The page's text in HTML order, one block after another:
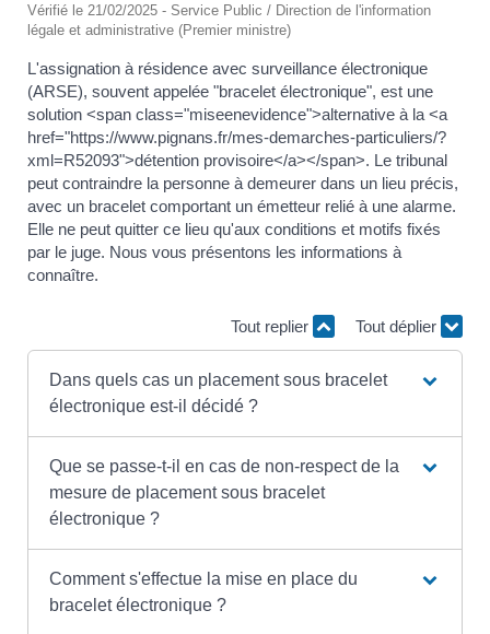
Vérifié le 21/02/2025 - Service Public / Direction de l'information
légale et administrative (Premier ministre)
L'assignation à résidence avec surveillance électronique
(ARSE), souvent appelée "bracelet électronique", est une
solution <span class="miseenevidence">alternative à la <a
href="https://www.pignans.fr/mes-demarches-particuliers/?
xml=R52093">détention provisoire</a></span>. Le tribunal
peut contraindre la personne à demeurer dans un lieu précis,
avec un bracelet comportant un émetteur relié à une alarme.
Elle ne peut quitter ce lieu qu'aux conditions et motifs fixés
par le juge. Nous vous présentons les informations à
connaître.
Tout replier Tout déplier
Dans quels cas un placement sous bracelet
électronique est-il décidé ?
Que se passe-t-il en cas de non-respect de la
mesure de placement sous bracelet
électronique ?
Comment s'effectue la mise en place du
bracelet électronique ?